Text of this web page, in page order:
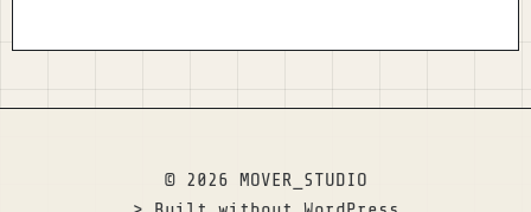
© 2026 MOVER_STUDIO